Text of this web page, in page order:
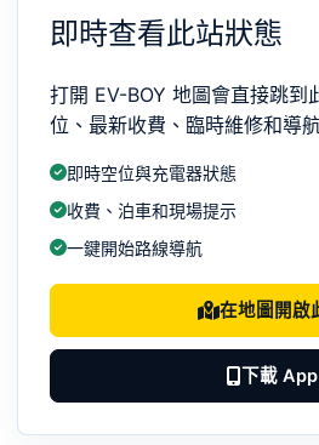
即時查看此站狀態
打開 EV-BOY 地圖會直接跳到
位、最新收費、臨時維修和導
即時空位與充電器狀態
收費、泊車和現場提示
一鍵開始路線導航
在地圖開啟
下載 App